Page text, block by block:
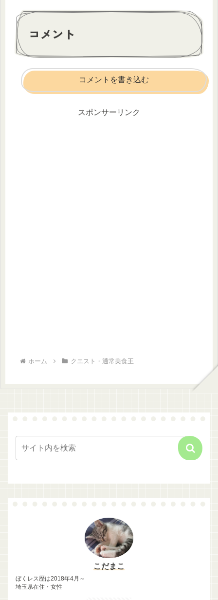
コメント
コメントを書き込む
スポンサーリンク
ホーム クエスト・通常美食王
こだまこ
ぼくレス歴は2018年4月～
埼玉県在住・女性